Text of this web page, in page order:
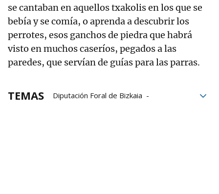
se cantaban en aquellos txakolis en los que se
bebía y se comía, o aprenda a descubrir los
perrotes, esos ganchos de piedra que habrá
visto en muchos caseríos, pegados a las
paredes, que servían de guías para las parras.
TEMAS
Diputación Foral de Bizkaia